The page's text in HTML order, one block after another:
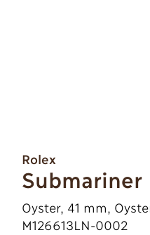
Rolex
Submariner
Oyster, 41 mm,
M126613LN-0002